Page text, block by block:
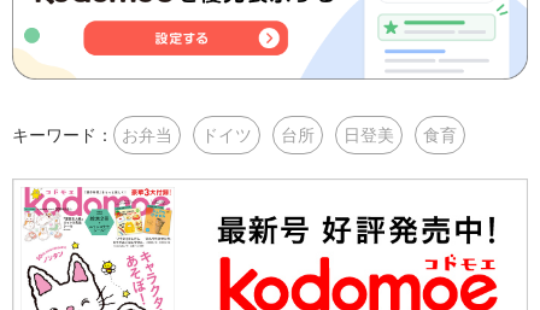
キーワード： お弁当 ドイツ 台所 日登美 食育